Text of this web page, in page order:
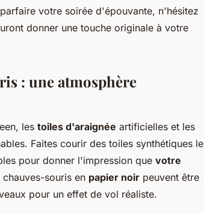
votre soirée d'épouvante, n'hésitez
donner une touche originale à votre
: une atmosphère
les toiles d'araignée artificielles et les
Faites courir des toiles synthétiques le
pour donner l'impression que votre
souris en papier noir peuvent être
pour un effet de vol réaliste.